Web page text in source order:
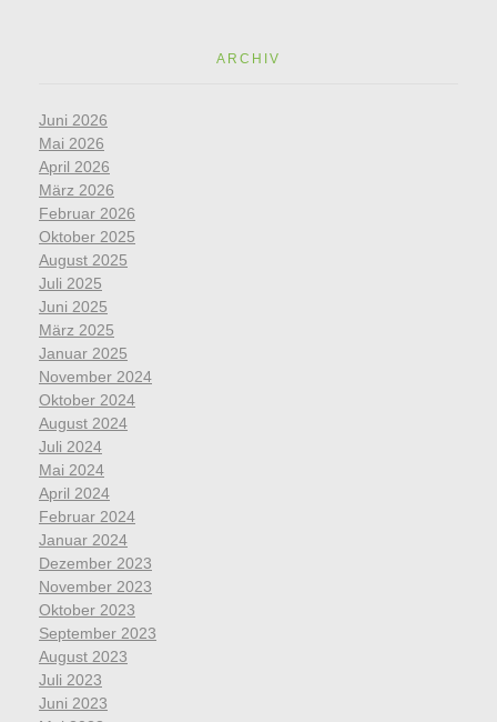
ARCHIV
Juni 2026
Mai 2026
April 2026
März 2026
Februar 2026
Oktober 2025
August 2025
Juli 2025
Juni 2025
März 2025
Januar 2025
November 2024
Oktober 2024
August 2024
Juli 2024
Mai 2024
April 2024
Februar 2024
Januar 2024
Dezember 2023
November 2023
Oktober 2023
September 2023
August 2023
Juli 2023
Juni 2023